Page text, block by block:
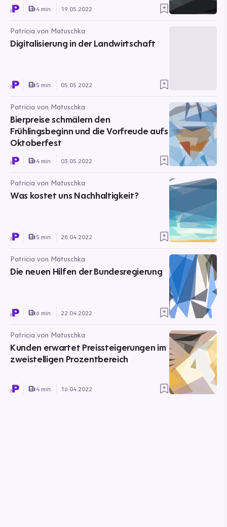
4 min. 19.05.2022
Patricia von Matuschka
Digitalisierung in der Landwirtschaft
5 min. 05.05.2022
Patricia von Matuschka
Bierpreise schmälern den
Frühlingsbeginn und die Vorfreude aufs
Oktoberfest
4 min. 03.05.2022
Patricia von Matuschka
Was kostet uns Nachhaltigkeit?
5 min. 28.04.2022
Patricia von Matuschka
Die neuen Hilfen der Bundesregierung
6 min. 22.04.2022
Patricia von Matuschka
Kunden erwartet Preissteigerungen im
zweistelligen Prozentbereich
4 min. 16.04.2022